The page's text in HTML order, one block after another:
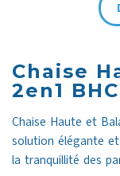
Chaise
2en1
Chaise Haute et
solution élégante
la tranquillité des